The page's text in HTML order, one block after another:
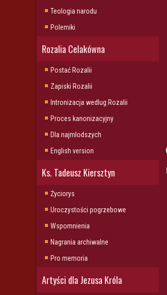
Teologia narodu
Polemiki
Rozalia Celakówna
Postać Rozalii
Zapiski Rozalii
Intronizacja wedlug Rozalii
Proces kanonizacyjny
Dla najmlodszych
English version
Ks. Tadeusz Kiersztyn
Życiorys
Uroczystości pogrzebowe
Wspomnienia
Nagrania archiwalne
Pro memoria
Artyści dla Jezusa Króla